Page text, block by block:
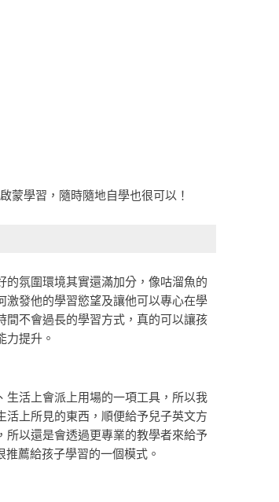
氛圍環境其實還滿加分，像咕溜魚的
發他的學習慾望及讓他可以專心在學
間不會過長的學習方式，真的可以讓孩
力提升。
生活上會派上用場的一項工具，所以我
上所見的東西，順便給予兒子英文方
以還是會透過更專業的教學者來給予
薦給孩子學習的一個模式。